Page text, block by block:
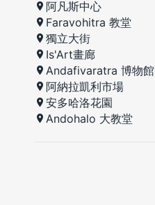
阿凡斯中心
Faravohitra 教堂
獨立大街
Is'Art畫廊
Andafivaratra 博物館
阿納拉凱利市場
安多哈洛花園
Andohalo 大教堂